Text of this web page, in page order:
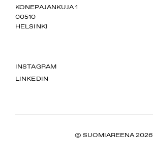
SUOMIAREENA
KONEPAJANKUJA 1
00510
HELSINKI
INSTAGRAM
LINKEDIN
© SUOMIAREENA 2026